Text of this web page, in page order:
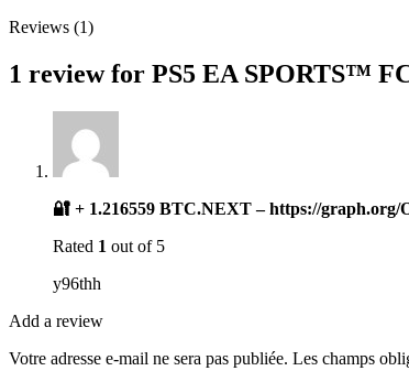
Reviews (1)
1 review for PS5 EA SPORTS™
🔐 + 1.216559 BTC.NEXT – https://graph.org/
Rated 1 out of 5
y96thh
Add a review
Votre adresse e-mail ne sera pas publiée. Les champs